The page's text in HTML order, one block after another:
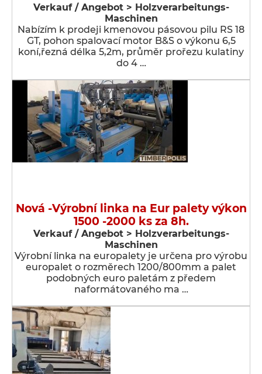
Verkauf / Angebot > Holzverarbeitungs-
Maschinen
Nabízím k prodeji kmenovou pásovou pilu RS 18
GT, pohon spalovací motor B&S o výkonu 6,5
koní,řezná délka 5,2m, průměr prořezu kulatiny
do 4 …
Nová -Výrobní linka na Eur palety výkon
1500 -2000 ks za 8h.
Verkauf / Angebot > Holzverarbeitungs-
Maschinen
Výrobní linka na europalety je určena pro výrobu
europalet o rozměrech 1200/800mm a palet
podobných euro paletám z předem
naformátovaného ma …